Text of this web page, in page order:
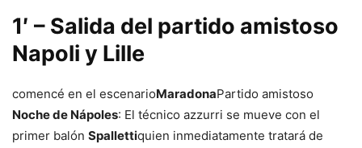
1′ – Salida del partido amistoso
Napoli y Lille
comencé en el escenarioMaradonaPartido amistoso
Noche de Nápoles: El técnico azzurri se mueve con el
primer balón Spallettiquien inmediatamente tratará de